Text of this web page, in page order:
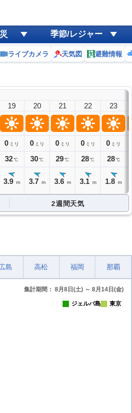
季節/レジャー
ライブカメラ 天気図 避難情報
19
0 ミリ
32℃
3.9 m
20
0 ミリ
30℃
3.7 m
21
0 ミリ
29℃
3.6 m
22
0 ミリ
28℃
3.1 m
23
0 ミリ
28 ℃
1.8 m
2週間天気
島 高松 福岡 那覇
集計期間： 8月8日(土) ～ 8月14日(金)
ジェルバ島 東京